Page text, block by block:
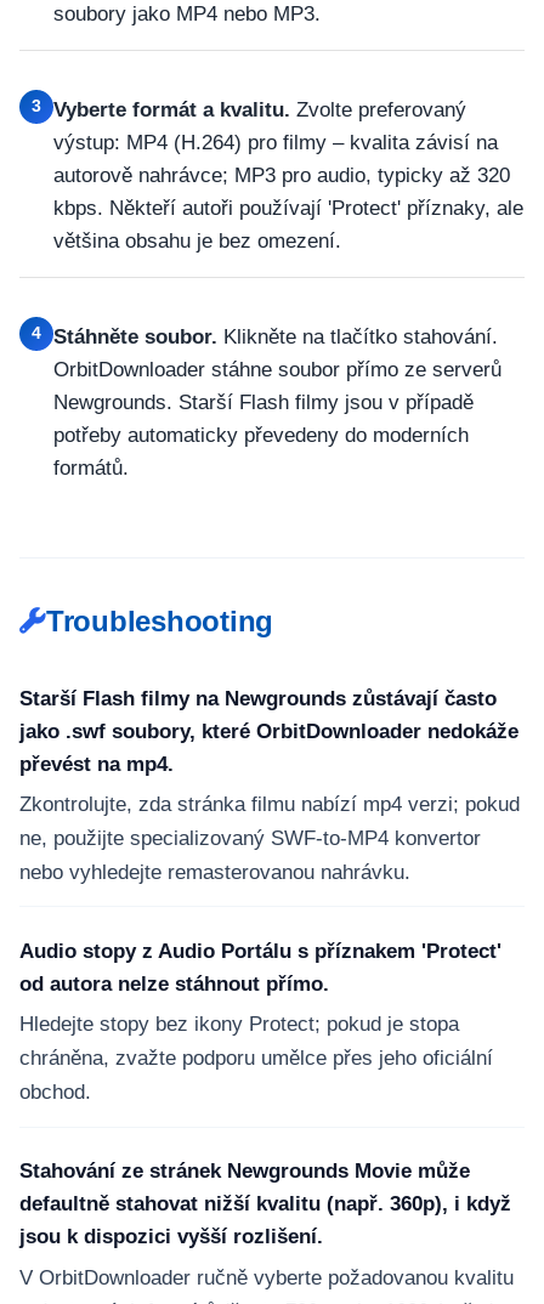
soubory jako MP4 nebo MP3.
3 Vyberte formát a kvalitu. Zvolte preferovaný
výstup: MP4 (H.264) pro filmy – kvalita závisí na
autorově nahrávce; MP3 pro audio, typicky až 320
kbps. Někteří autoři používají 'Protect' příznaky, ale
většina obsahu je bez omezení.
4 Stáhněte soubor. Klikněte na tlačítko stahování.
OrbitDownloader stáhne soubor přímo ze serverů
Newgrounds. Starší Flash filmy jsou v případě
potřeby automaticky převedeny do moderních
formátů.
Troubleshooting
Starší Flash filmy na Newgrounds zůstávají často
jako .swf soubory, které OrbitDownloader nedokáže
převést na mp4.
Zkontrolujte, zda stránka filmu nabízí mp4 verzi; pokud
ne, použijte specializovaný SWF-to-MP4 konvertor
nebo vyhledejte remasterovanou nahrávku.
Audio stopy z Audio Portálu s příznakem 'Protect'
od autora nelze stáhnout přímo.
Hledejte stopy bez ikony Protect; pokud je stopa
chráněna, zvažte podporu umělce přes jeho oficiální
obchod.
Stahování ze stránek Newgrounds Movie může
defaultně stahovat nižší kvalitu (např. 360p), i když
jsou k dispozici vyšší rozlišení.
V OrbitDownloader ručně vyberte požadovanou kvalitu